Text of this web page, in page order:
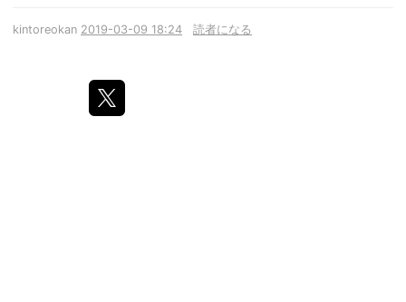
kintoreokan 2019-03-09 18:24 読者になる